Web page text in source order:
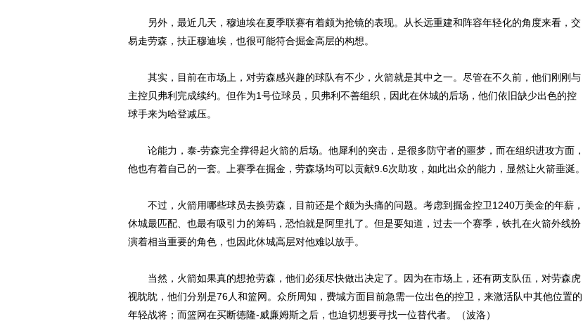
另外，最近几天，穆迪埃在夏季联赛有着颇为抢镜的表现。从长远重建和阵容年轻化的角度来看，交
易走劳森，扶正穆迪埃，也很可能符合掘金高层的构想。
其实，目前在市场上，对劳森感兴趣的球队有不少，火箭就是其中之一。尽管在不久前，他们刚刚与
主控贝弗利完成续约。但作为1号位球员，贝弗利不善组织，因此在休城的后场，他们依旧缺少出色的控
球手来为哈登减压。
论能力，泰-劳森完全撑得起火箭的后场。他犀利的突击，是很多防守者的噩梦，而在组织进攻方面，
他也有着自己的一套。上赛季在掘金，劳森场均可以贡献9.6次助攻，如此出众的能力，显然让火箭垂涎。
不过，火箭用哪些球员去换劳森，目前还是个颇为头痛的问题。考虑到掘金控卫1240万美金的年薪，
休城最匹配、也最有吸引力的筹码，恐怕就是阿里扎了。但是要知道，过去一个赛季，铁扎在火箭外线扮
演着相当重要的角色，也因此休城高层对他难以放手。
当然，火箭如果真的想抢劳森，他们必须尽快做出决定了。因为在市场上，还有两支队伍，对劳森虎
视眈眈，他们分别是76人和篮网。众所周知，费城方面目前急需一位出色的控卫，来激活队中其他位置的
年轻战将；而篮网在买断德隆-威廉姆斯之后，也迫切想要寻找一位替代者。（波洛）